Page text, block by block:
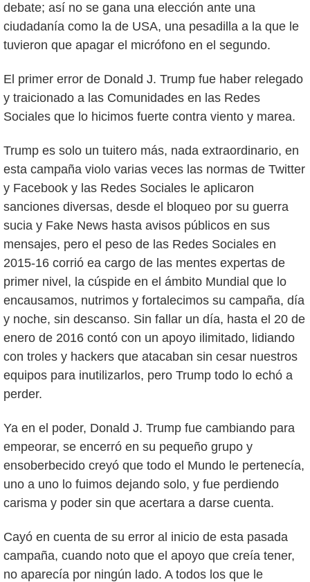
debate; así no se gana una elección ante una
ciudadanía como la de USA, una pesadilla a la que le
tuvieron que apagar el micrófono en el segundo.
El primer error de Donald J. Trump fue haber relegado
y traicionado a las Comunidades en las Redes
Sociales que lo hicimos fuerte contra viento y marea.
Trump es solo un tuitero más, nada extraordinario, en
esta campaña violo varias veces las normas de Twitter
y Facebook y las Redes Sociales le aplicaron
sanciones diversas, desde el bloqueo por su guerra
sucia y Fake News hasta avisos públicos en sus
mensajes, pero el peso de las Redes Sociales en
2015-16 corrió ea cargo de las mentes expertas de
primer nivel, la cúspide en el ámbito Mundial que lo
encausamos, nutrimos y fortalecimos su campaña, día
y noche, sin descanso. Sin fallar un día, hasta el 20 de
enero de 2016 contó con un apoyo ilimitado, lidiando
con troles y hackers que atacaban sin cesar nuestros
equipos para inutilizarlos, pero Trump todo lo echó a
perder.
Ya en el poder, Donald J. Trump fue cambiando para
empeorar, se encerró en su pequeño grupo y
ensoberbecido creyó que todo el Mundo le pertenecía,
uno a uno lo fuimos dejando solo, y fue perdiendo
carisma y poder sin que acertara a darse cuenta.
Cayó en cuenta de su error al inicio de esta pasada
campaña, cuando noto que el apoyo que creía tener,
no aparecía por ningún lado. A todos los que le